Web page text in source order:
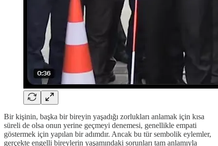
Bir kişinin, başka bir bireyin yaşadığı zorlukları anlamak için kısa
süreli de olsa onun yerine geçmeyi denemesi, genellikle empati
göstermek için yapılan bir adımdır. Ancak bu tür sembolik eylemler,
gerçekte engelli bireylerin yaşamındaki sorunları tam anlamıyla